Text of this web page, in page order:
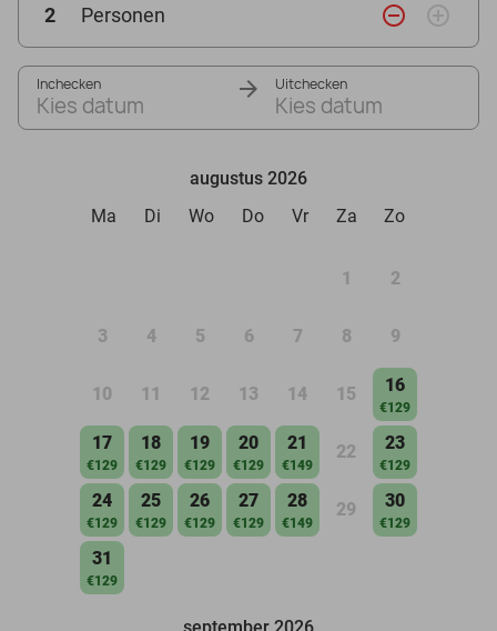
2 Personen remove_circle_outline add_circle_outline
Inchecken
Kies datum
Uitchecken
Kies datum
augustus 2026
Ma
Di Wo Do Vr Za Zo
1 2
3 4 5 6 7 8 9
10 11 12 13 14 15 16
€129
17
€129
18
€129
19
€129
20
€129
21
€149
22 23
€129
24
€129
25
€129
26
€129
27
€129
28
€149
29 30
€129
31
€129